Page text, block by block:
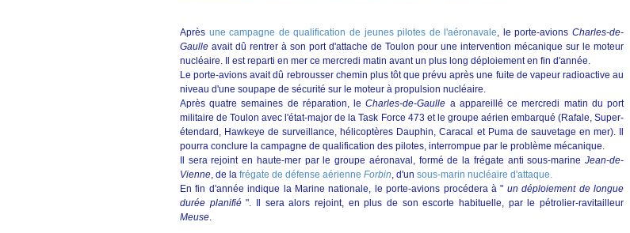
Après une campagne de qualification de jeunes pilotes de l'aéronavale, le porte-avions Charles-de-
Gaulle avait dû rentrer à son port d'attache de Toulon pour une intervention mécanique sur le moteur
nucléaire. Il est reparti en mer ce mercredi matin avant un plus long déploiement en fin d'année.
Le porte-avions avait dû rebrousser chemin plus tôt que prévu après une fuite de vapeur radioactive au
niveau d'une soupape de sécurité sur le moteur à propulsion nucléaire.
Après quatre semaines de réparation, leCharles-de-Gaulle a appareillé ce mercredi matin du port
militaire de Toulon avec l'état-major de la Task Force 473 et le groupe aérien embarqué (Rafale, Super-
étendard, Hawkeye de surveillance, hélicoptères Dauphin, Caracal et Puma de sauvetage en mer). Il
pourra conclure la campagne de qualification des pilotes, interrompue par le problème mécanique.
Il sera rejoint en haute-mer par le groupe aéronaval, formé de la frégate anti sous-marine Jean-de-
Vienne, de la frégate de défense aérienne Forbin, d'un sous-marin nucléaire d'attaque.
En fin d'année indique la Marine nationale, le porte-avions procédera à " un déploiement de longue
durée planifié". Il sera alors rejoint, en plus de son escorte habituelle, par le pétrolier-ravitailleur
Meuse.